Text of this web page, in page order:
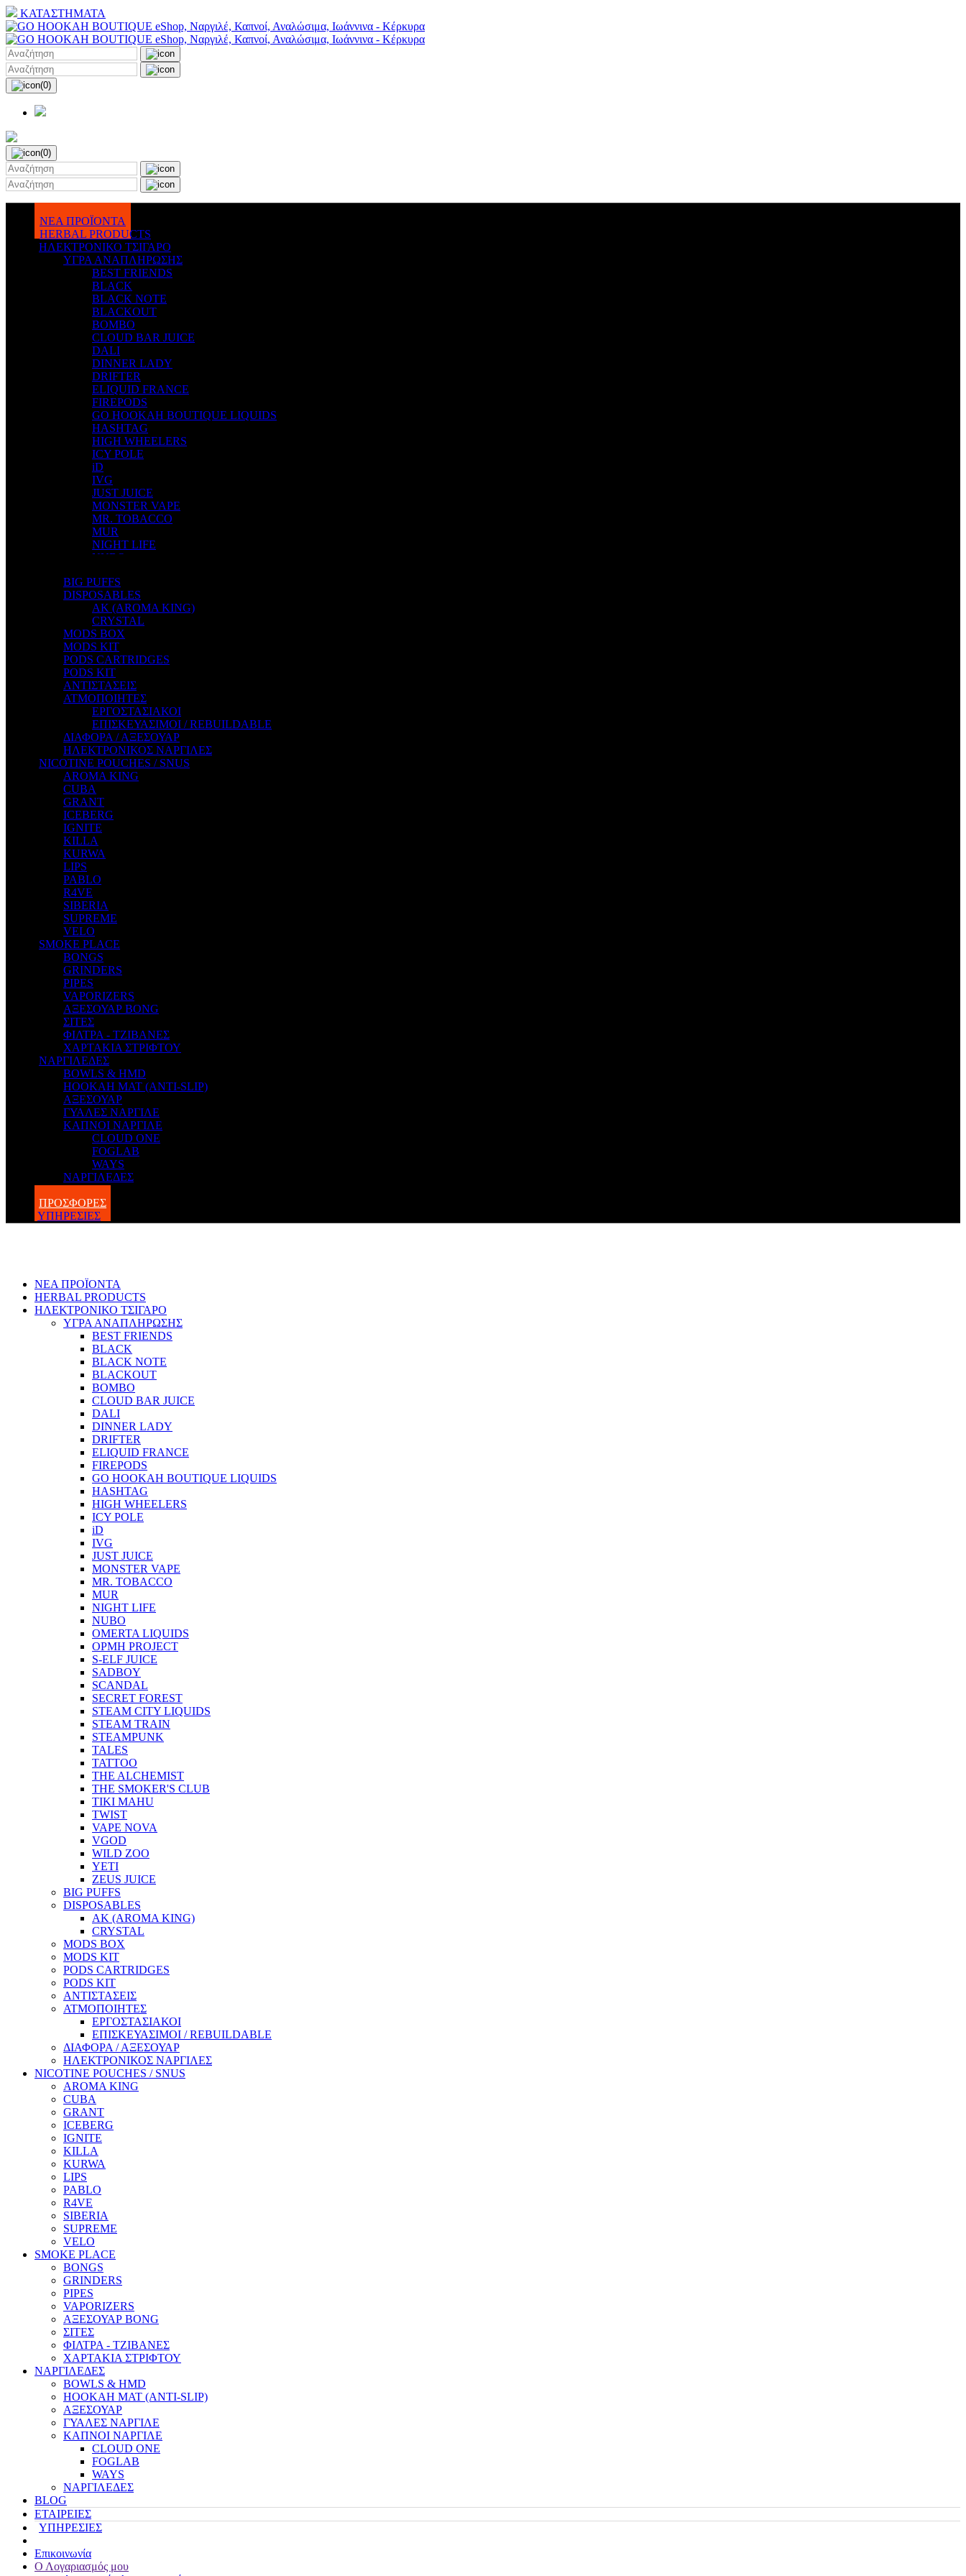
ΚΑΤΑΣΤΗΜΑΤΑ
(0)
(0)
ΝΕΑ ΠΡΟΪΟΝΤΑ
HERBAL PRODUCTS
ΗΛΕΚΤΡΟΝΙΚΟ ΤΣΙΓΑΡΟ
ΥΓΡΑ ΑΝΑΠΛΗΡΩΣΗΣ
BEST FRIENDS
BLACK
BLACK NOTE
BLACKOUT
BOMBO
CLOUD BAR JUICE
DALI
DINNER LADY
DRIFTER
ELIQUID FRANCE
FIREPODS
GO HOOKAH BOUTIQUE LIQUIDS
HASHTAG
HIGH WHEELERS
ICY POLE
iD
IVG
JUST JUICE
MONSTER VAPE
MR. TOBACCO
MUR
NIGHT LIFE
NUBO
OPMH PROJECT
S-ELF JUICE
SADBOY
SCANDAL
SECRET FOREST
STEAM CITY LIQUIDS
STEAM TRAIN
STEAMPUNK
TALES
TATTOO
THE ALCHEMIST
THE SMOKER'S CLUB
TIKI MAHU
TWIST
VAPE NOVA
VGOD
WILD ZOO
YETI
ZEUS JUICE
BIG PUFFS
DISPOSABLES
AK (AROMA KING)
CRYSTAL
MODS BOX
MODS KIT
PODS CARTRIDGES
PODS KIT
ΑΝΤΙΣΤΑΣΕΙΣ
ΑΤΜΟΠΟΙΗΤΕΣ
ΕΡΓΟΣΤΑΣΙΑΚΟΙ
ΕΠΙΣΚΕΥΑΣΙΜΟΙ / REBUILDABLE
ΔΙΑΦΟΡΑ / ΑΞΕΣΟΥΑΡ
ΗΛΕΚΤΡΟΝΙΚΟΣ ΝΑΡΓΙΛΕΣ
NICOTINE POUCHES / SNUS
AROMA KING
CUBA
GRANT
ICEBERG
IGNITE
KILLA
KURWA
LIPS
PABLO
R4VE
SIBERIA
SUPREME
VELO
SMOKE PLACE
BONGS
GRINDERS
PIPES
VAPORIZERS
ΑΞΕΣΟΥΑΡ BONG
ΣΙΤΕΣ
ΦΙΛΤΡΑ - ΤΖΙΒΑΝΕΣ
ΧΑΡΤΑΚΙΑ ΣΤΡΙΦΤΟΥ
ΝΑΡΓΙΛΕΔΕΣ
BOWLS & HMD
HOOKAH MAT (ANTI-SLIP)
ΑΞΕΣΟΥΑΡ
ΓΥΑΛΕΣ ΝΑΡΓΙΛΕ
ΚΑΠΝΟΙ ΝΑΡΓΙΛΕ
CLOUD ONE
FOGLAB
WAYS
ΝΑΡΓΙΛΕΔΕΣ
ΠΡΟΣΦΟΡΕΣ
ΥΠΗΡΕΣΙΕΣ
ΝΕΑ ΠΡΟΪΟΝΤΑ
HERBAL PRODUCTS
ΗΛΕΚΤΡΟΝΙΚΟ ΤΣΙΓΑΡΟ
ΥΓΡΑ ΑΝΑΠΛΗΡΩΣΗΣ
BEST FRIENDS
BLACK
BLACK NOTE
BLACKOUT
BOMBO
CLOUD BAR JUICE
DALI
DINNER LADY
DRIFTER
ELIQUID FRANCE
FIREPODS
GO HOOKAH BOUTIQUE LIQUIDS
HASHTAG
HIGH WHEELERS
ICY POLE
iD
IVG
JUST JUICE
MONSTER VAPE
MR. TOBACCO
MUR
NIGHT LIFE
NUBO
OMERTA LIQUIDS
OPMH PROJECT
S-ELF JUICE
SADBOY
SCANDAL
SECRET FOREST
STEAM CITY LIQUIDS
STEAM TRAIN
STEAMPUNK
TALES
TATTOO
THE ALCHEMIST
THE SMOKER'S CLUB
TIKI MAHU
TWIST
VAPE NOVA
VGOD
WILD ZOO
YETI
ZEUS JUICE
BIG PUFFS
DISPOSABLES
AK (AROMA KING)
CRYSTAL
MODS BOX
MODS KIT
PODS CARTRIDGES
PODS KIT
ΑΝΤΙΣΤΑΣΕΙΣ
ΑΤΜΟΠΟΙΗΤΕΣ
ΕΡΓΟΣΤΑΣΙΑΚΟΙ
ΕΠΙΣΚΕΥΑΣΙΜΟΙ / REBUILDABLE
ΔΙΑΦΟΡΑ / ΑΞΕΣΟΥΑΡ
ΗΛΕΚΤΡΟΝΙΚΟΣ ΝΑΡΓΙΛΕΣ
NICOTINE POUCHES / SNUS
AROMA KING
CUBA
GRANT
ICEBERG
IGNITE
KILLA
KURWA
LIPS
PABLO
R4VE
SIBERIA
SUPREME
VELO
SMOKE PLACE
BONGS
GRINDERS
PIPES
VAPORIZERS
ΑΞΕΣΟΥΑΡ BONG
ΣΙΤΕΣ
ΦΙΛΤΡΑ - ΤΖΙΒΑΝΕΣ
ΧΑΡΤΑΚΙΑ ΣΤΡΙΦΤΟΥ
ΝΑΡΓΙΛΕΔΕΣ
BOWLS & HMD
HOOKAH MAT (ANTI-SLIP)
ΑΞΕΣΟΥΑΡ
ΓΥΑΛΕΣ ΝΑΡΓΙΛΕ
ΚΑΠΝΟΙ ΝΑΡΓΙΛΕ
CLOUD ONE
FOGLAB
WAYS
ΝΑΡΓΙΛΕΔΕΣ
BLOG
ΕΤΑΙΡΕΙΕΣ
ΥΠΗΡΕΣΙΕΣ
Επικοινωνία
Ο Λογαριασμός μου